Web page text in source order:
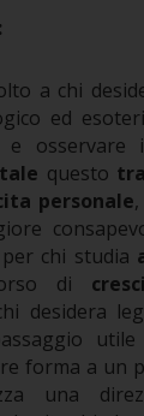
a chi
ed
e osservare
questo
personale
chi studia
di
desidera
forma a un
una